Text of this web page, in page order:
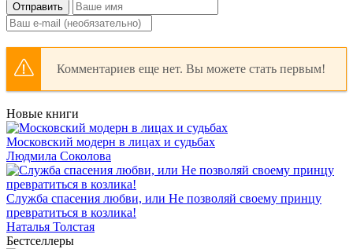
Отправить
Комментариев еще нет. Вы можете стать первым!
Новые книги
Московский модерн в лицах и судьбах
Людмила Соколова
Служба спасения любви, или Не позволяй своему принцу
превратиться в козлика!
Наталья Толстая
Бестселлеры